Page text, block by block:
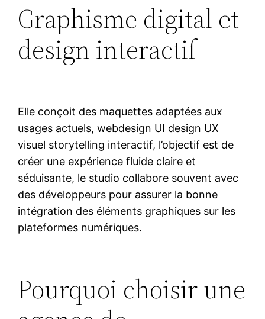
Graphisme digital et
design interactif
Elle conçoit des maquettes adaptées aux
usages actuels, webdesign UI design UX
visuel storytelling interactif, l’objectif est de
créer une expérience fluide claire et
séduisante, le studio collabore souvent avec
des développeurs pour assurer la bonne
intégration des éléments graphiques sur les
plateformes numériques.
Pourquoi choisir une